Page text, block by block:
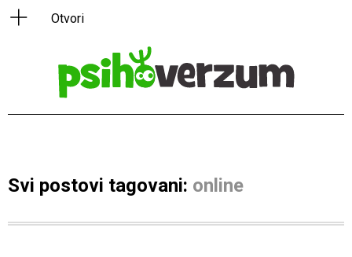
Svi postovi tagovani: online